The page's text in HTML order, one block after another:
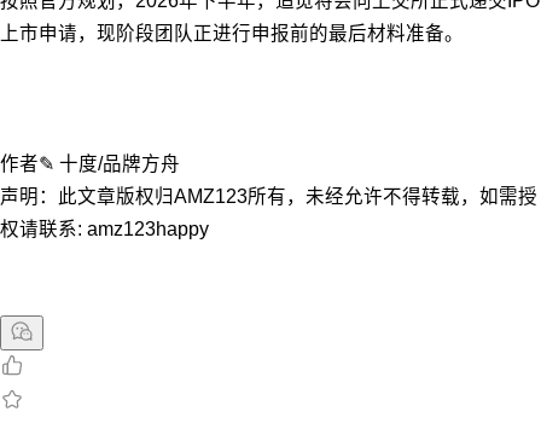
上市申请，现阶段团队正进行申报前的最后材料准备。
作者✎ 十度/品牌方舟
声明：此文章版权归AMZ123所有，未经允许不得转载，如需授
权请联系: amz123happy